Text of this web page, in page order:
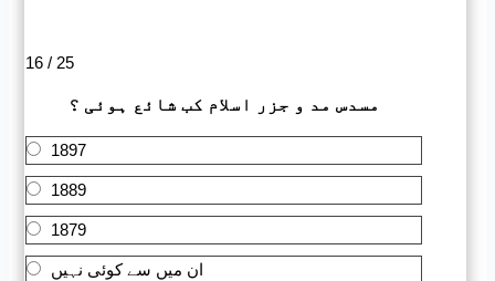
16 / 25
مسدس مد و جزر اسلام کب شائع ہوئی ؟
1897
1889
1879
ان میں سے کوئی نہیں